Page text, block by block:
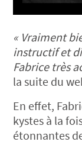
« Vraiment
instructif et
Fabrice très
la suite du
En effet,
kystes à la
étonnantes